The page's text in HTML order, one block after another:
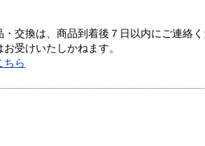
交換は、商品到着後７日以内にご連絡
受けいたしかねます。
ちら